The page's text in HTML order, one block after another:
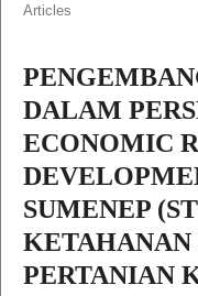
Articles
DALAM
ECONOMIC
SUMENEP
KETAHANAN
PERTANIAN